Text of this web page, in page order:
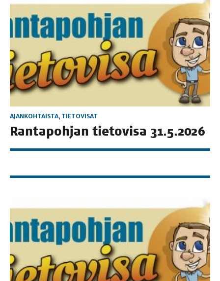
AJANKOHTAISTA, TIETOVISAT
Ran­ta­poh­jan tie­to­vi­sa 31.5.2026